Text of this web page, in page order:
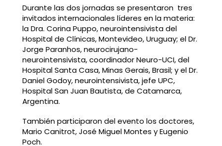
Durante las dos jornadas se presentaron tres
invitados internacionales líderes en la materia:
la Dra. Corina Puppo, neurointensivista del
Hospital de Clínicas, Montevideo, Uruguay; el Dr.
Jorge Paranhos, neurocirujano-
neurointensivista, coordinador Neuro-UCI, del
Hospital Santa Casa, Minas Gerais, Brasil; y el Dr.
Daniel Godoy, neurointensivista, jefe UPC,
Hospital San Juan Bautista, de Catamarca,
Argentina.
También participaron del evento los doctores,
Mario Canitrot, José Miguel Montes y Eugenio
Poch.